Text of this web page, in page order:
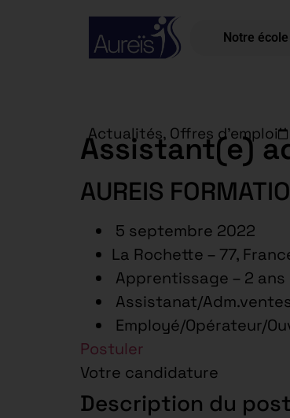
Notre école
Actualités, Offres d'emploi
Assistant(e)
AUREIS
5 septembre 2022
La Rochette – 77,
Apprentissage – 2 ans
Assistanat/
Employé/Opérateur/
Postuler
Votre candidature
Description du